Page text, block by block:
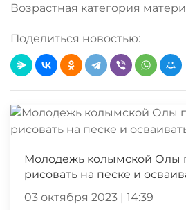
Возрастная категория
Поделиться новостью:
Молодежь колымской Олы
рисовать на песке и
03 октября 2023 | 14:39